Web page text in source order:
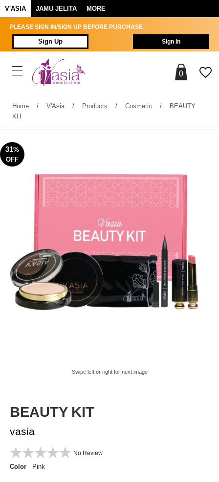
V'ASIA JAMU JELITA MORE
PLEASE SIGN IN/SIGN UP BEFORE PURCHASE
Sign Up Sign In
0
Home / V'Asia / Products / Cosmetic / BEAUTY
KIT
31%
OFF
Swipe left or right for next image
BEAUTY KIT
vasia
No Review
Color
Pink